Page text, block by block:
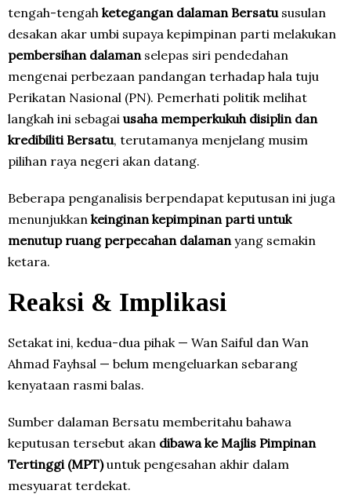
tengah-tengah ketegangan dalaman Bersatu susulan
desakan akar umbi supaya kepimpinan parti melakukan
pembersihan dalaman selepas siri pendedahan
mengenai perbezaan pandangan terhadap hala tuju
Perikatan Nasional (PN). Pemerhati politik melihat
langkah ini sebagai usaha memperkukuh disiplin dan
kredibiliti Bersatu, terutamanya menjelang musim
pilihan raya negeri akan datang.
Beberapa penganalisis berpendapat keputusan ini juga
menunjukkan keinginan kepimpinan parti untuk
menutup ruang perpecahan dalaman yang semakin
ketara.
Reaksi & Implikasi
Setakat ini, kedua-dua pihak — Wan Saiful dan Wan
Ahmad Fayhsal — belum mengeluarkan sebarang
kenyataan rasmi balas.
Sumber dalaman Bersatu memberitahu bahawa
keputusan tersebut akan dibawa ke Majlis Pimpinan
Tertinggi (MPT)untuk pengesahan akhir dalam
mesyuarat terdekat.